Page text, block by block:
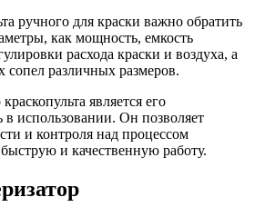
ручного для краски важно обратить
как мощность, емкость
расхода краски и воздуха, а
различных размеров.
является его
в использовании. Он позволяет
и контроля над процессом
и качественную работу.